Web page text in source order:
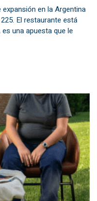
en la Argentina
El restaurante está
una apuesta que le